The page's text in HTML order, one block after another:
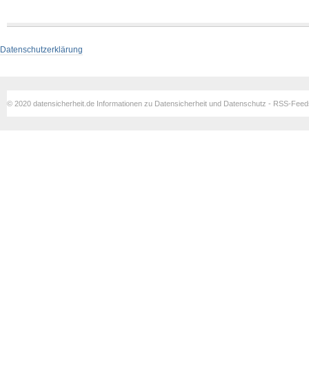
Datenschutzerklärung
© 2020 datensicherheit.de Informationen zu Datensicherheit und Datenschutz - RSS-